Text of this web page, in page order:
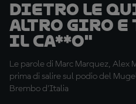
DIETRO LE
altro giro e
il ca**o"
Le parole di Marc Marquez, Alex
prima di salire sul podio del
Brembo d'Italia